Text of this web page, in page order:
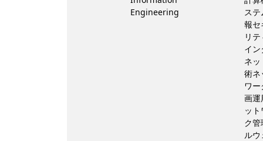
Engineering
ス
報セ
リ
イン
ネ
術ネ
ワー
画運
ッ
ク
ルウ